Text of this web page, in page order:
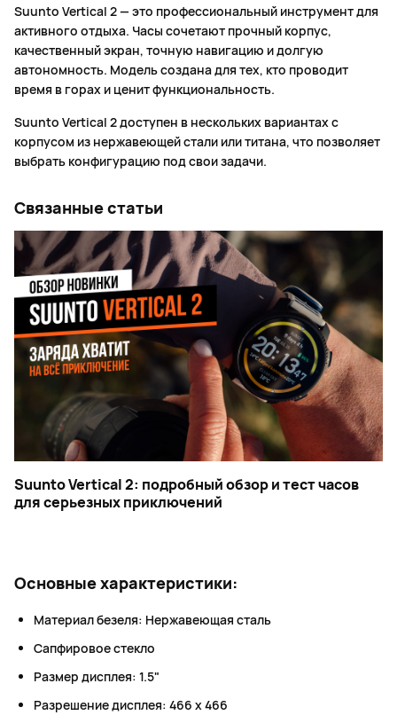
Suunto Vertical 2 — это профессиональный инструмент для
активного отдыха. Часы сочетают прочный корпус,
качественный экран, точную навигацию и долгую
автономность. Модель создана для тех, кто проводит
время в горах и ценит функциональность.
Suunto Vertical 2 доступен в нескольких вариантах с
корпусом из нержавеющей стали или титана, что позволяет
выбрать конфигурацию под свои задачи.
Связанные статьи
Suunto Vertical 2: подробный обзор и тест часов
для серьезных приключений
Основные характеристики:
Материал безеля: Нержавеющая сталь
Сапфировое стекло
Размер дисплея: 1.5"
Разрешение дисплея: 466 x 466